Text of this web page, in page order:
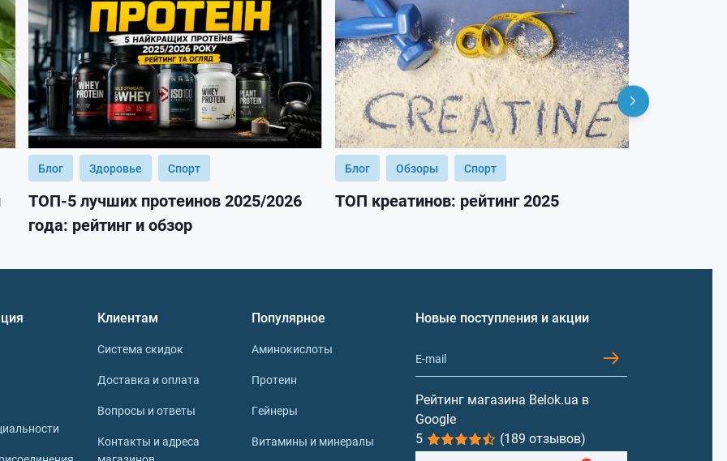
Блог Здоровье Спорт
ТОП-5 лучших протеинов 2025/2026
года: рейтинг и обзор
Блог Обзоры Спорт
ТОП креатинов: рейтинг 2025
Клиентам
Система скидок
Доставка и оплата
Вопросы и ответы
Контакты и адреса
Популярное
Аминокислоты
Протеин
Гейнеры
Витамины и минералы
Новые поступления и акции
Рейтинг магазина Belok.ua в
Google
5
(189 отзывов)